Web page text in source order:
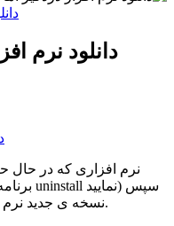
دانلود نرم
نسخه ی جدید نرم افزار را از طریق فایل زیر نصب نمایید.